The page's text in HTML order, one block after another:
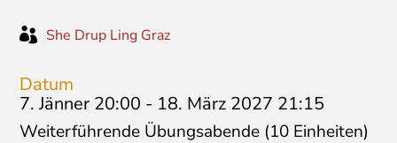
 She Drup Ling Graz
Datum
7. Jänner 20:00 - 18. März 2027 21:15
Weiterführende Übungsabende (10 Einheiten)